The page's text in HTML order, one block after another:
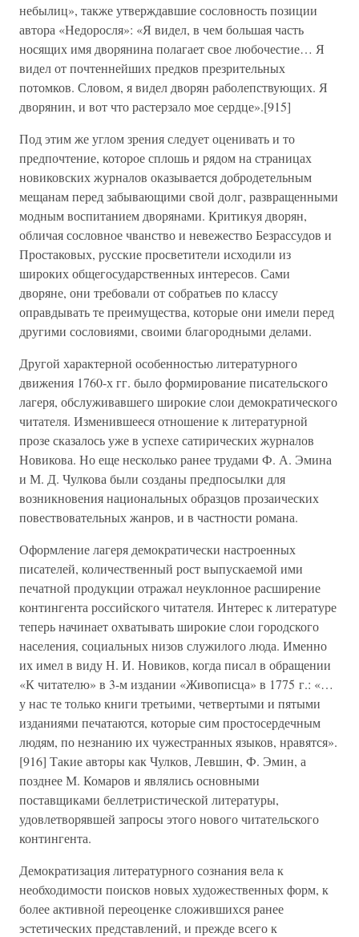
небылиц», также утверждавшие сословность позиции
автора «Недоросля»: «Я видел, в чем большая часть
носящих имя дворянина полагает свое любочестие… Я
видел от почтеннейших предков презрительных
потомков. Словом, я видел дворян раболепствующих. Я
дворянин, и вот что растерзало мое сердце».[915]
Под этим же углом зрения следует оценивать и то
предпочтение, которое сплошь и рядом на страницах
новиковских журналов оказывается добродетельным
мещанам перед забывающими свой долг, развращенными
модным воспитанием дворянами. Критикуя дворян,
обличая сословное чванство и невежество Безрассудов и
Простаковых, русские просветители исходили из
широких общегосударственных интересов. Сами
дворяне, они требовали от собратьев по классу
оправдывать те преимущества, которые они имели перед
другими сословиями, своими благородными делами.
Другой характерной особенностью литературного
движения 1760-х гг. было формирование писательского
лагеря, обслуживавшего широкие слои демократического
читателя. Изменившееся отношение к литературной
прозе сказалось уже в успехе сатирических журналов
Новикова. Но еще несколько ранее трудами Ф. А. Эмина
и М. Д. Чулкова были созданы предпосылки для
возникновения национальных образцов прозаических
повествовательных жанров, и в частности романа.
Оформление лагеря демократически настроенных
писателей, количественный рост выпускаемой ими
печатной продукции отражал неуклонное расширение
контингента российского читателя. Интерес к литературе
теперь начинает охватывать широкие слои городского
населения, социальных низов служилого люда. Именно
их имел в виду Н. И. Новиков, когда писал в обращении
«К читателю» в 3-м издании «Живописца» в 1775 г.: «…
у нас те только книги третьими, четвертыми и пятыми
изданиями печатаются, которые сим простосердечным
людям, по незнанию их чужестранных языков, нравятся».
[916] Такие авторы как Чулков, Левшин, Ф. Эмин, а
позднее М. Комаров и являлись основными
поставщиками беллетристической литературы,
удовлетворявшей запросы этого нового читательского
контингента.
Демократизация литературного сознания вела к
необходимости поисков новых художественных форм, к
более активной переоценке сложившихся ранее
эстетических представлений, и прежде всего к